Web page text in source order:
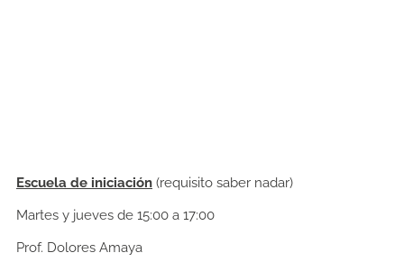
Escuela de iniciación (requisito saber nadar)
Martes y jueves de 15:00 a 17:00
Prof. Dolores Amaya